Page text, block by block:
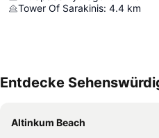
Tower Of Sarakinis: 4.4 km
Entdecke
Altinkum Beach